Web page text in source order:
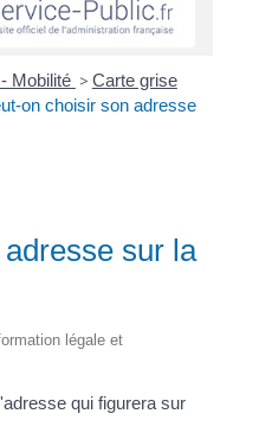
Mobilité > Carte grise
on choisir son adresse
sur la
légale et
qui figurera sur